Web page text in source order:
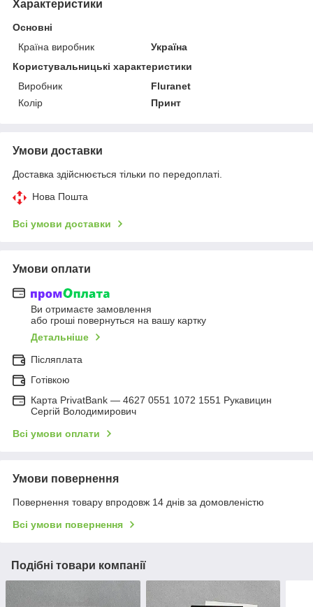
Характеристики
Основні
Країна виробник
Україна
Користувальницькі характеристики
Виробник
Fluranet
Колір
Принт
Умови доставки
Доставка здійснюється тільки по передоплаті.
Нова Пошта
Всі умови доставки
Умови оплати
Ви отримаєте замовлення
або гроші повернуться на вашу картку
Детальніше
Післяплата
Готівкою
Карта PrivatBank — 4627 0551 1072 1551 Рукавицин
Сергій Володимирович
Всі умови оплати
Умови повернення
Повернення товару впродовж 14 днів за домовленістю
Всі умови повернення
Подібні товари компанії